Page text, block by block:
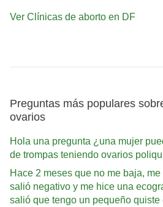
Ver Clínicas de aborto en DF
Preguntas más populares
ovarios
Hola una pregunta ¿una mujer
de trompas teniendo ovarios
Hace 2 meses que no me baja,
salió negativo y me hice una
salió que tengo un pequeño quiste